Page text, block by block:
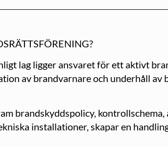
lag ligger ansvaret för ett aktivt
av brandvarnare och underhåll av
brandskyddspolicy,
installationer, skapar en